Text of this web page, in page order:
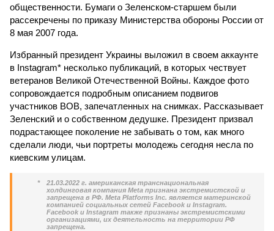
общественности. Бумаги о Зеленском-старшем были
рассекречены по приказу Министерства обороны России от
8 мая 2007 года.
Избранный президент Украины выложил в своем аккаунте
в Instagram* несколько публикаций, в которых чествует
ветеранов Великой Отечественной Войны. Каждое фото
сопровождается подробным описанием подвигов
участников ВОВ, запечатленных на снимках. Рассказывает
Зеленский и о собственном дедушке. Президент призвал
подрастающее поколение не забывать о том, как много
сделали люди, чьи портреты молодежь сегодня несла по
киевским улицам.
*
21.03.2022 г. американская транснациональная
холдинговая компания Meta признана экстремистской и
запрещена в РФ. Meta Platforms Inc. является материнской
компанией социальных сетей Facebook и Instagram.
Facebook и Instagram также признаны экстремистскими
организациями, их деятельность на территории РФ
запрещена.